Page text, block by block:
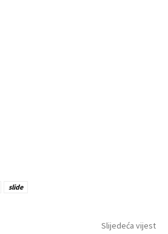
slide
Slijedeća vijest